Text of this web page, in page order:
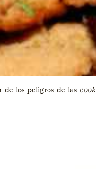
los peligros de las